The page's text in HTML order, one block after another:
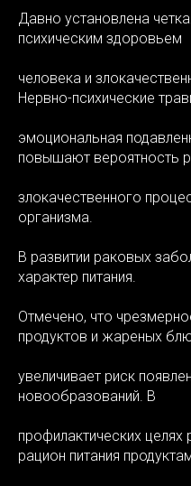
Давно установлена
психическим здоровьем
человека и
Нервно-психические
эмоциональная
повышают вероятность
злокачественного
организма.
В развитии раковых
характер питания.
Отмечено, что
продуктов и жареных
увеличивает риск
новообразований. В
профилактических целях
рацион питания